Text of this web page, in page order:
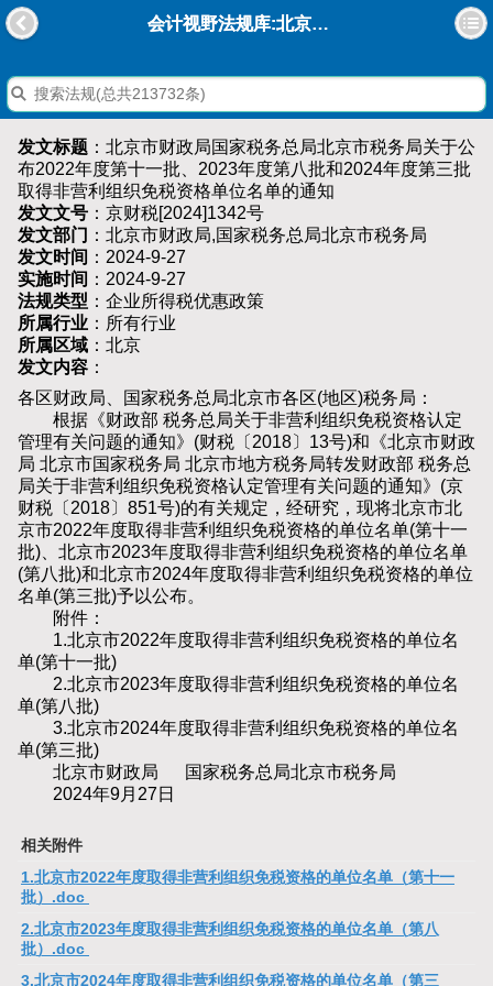
会计视野法规库:北京市财政局国家税务总局北京市税务局关于公布2022年度第十一批、2023年度第八批和2024年度第三批取得非营利组织免税资格单位名单的通知
发文标题 ：北京市财政局国家税务总局北京市税务局关于公
布2022年度第十一批、2023年度第八批和2024年度第三批
取得非营利组织免税资格单位名单的通知
发文文号 ：京财税[2024]1342号
发文部门 ：北京市财政局,国家税务总局北京市税务局
发文时间 ：2024-9-27
实施时间 ：2024-9-27
法规类型 ：企业所得税优惠政策
所属行业 ：所有行业
所属区域 ：北京
发文内容 ：
各区财政局、国家税务总局北京市各区(地区)税务局：
根据《财政部 税务总局关于非营利组织免税资格认定
管理有关问题的通知》(财税〔2018〕13号)和《北京市财政
局 北京市国家税务局 北京市地方税务局转发财政部 税务总
局关于非营利组织免税资格认定管理有关问题的通知》(京
财税〔2018〕851号)的有关规定，经研究，现将北京市北
京市2022年度取得非营利组织免税资格的单位名单(第十一
批)、北京市2023年度取得非营利组织免税资格的单位名单
(第八批)和北京市2024年度取得非营利组织免税资格的单位
名单(第三批)予以公布。
附件：
1.北京市2022年度取得非营利组织免税资格的单位名
单(第十一批)
2.北京市2023年度取得非营利组织免税资格的单位名
单(第八批)
3.北京市2024年度取得非营利组织免税资格的单位名
单(第三批)
北京市财政局 国家税务总局北京市税务局
2024年9月27日
相关附件
1.北京市2022年度取得非营利组织免税资格的单位名单（第十一
批）.doc
2.北京市2023年度取得非营利组织免税资格的单位名单（第八
批）.doc
3.北京市2024年度取得非营利组织免税资格的单位名单（第三